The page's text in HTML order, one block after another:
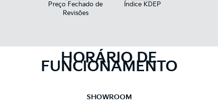
Preço Fechado de
Revisões
Índice KDEP
HORÁRIO DE
FUNCIONAMENTO
SHOWROOM